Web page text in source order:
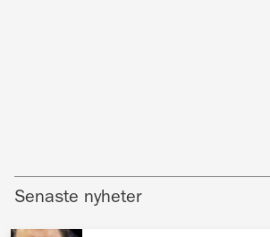
Senaste nyheter